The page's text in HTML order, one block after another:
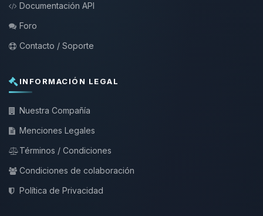
Documentación API
Foro
Contacto / Soporte
INFORMACIÓN LEGAL
Nuestra Compañía
Menciones Legales
Términos / Condiciones
Condiciones de colaboración
Política de Privacidad